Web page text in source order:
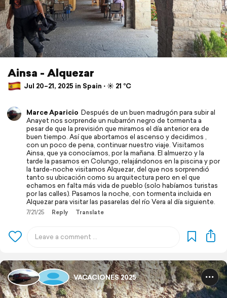
Ainsa - Alquezar
Jul 20–21, 2025 in Spain ⋅ ☀️ 21 °C
Marce Aparicio Después de un buen madrugón para subir al
Anayet nos sorprende un nubarrón negro de tormenta a
pesar de que la previsión que miramos el día anterior era de
buen tiempo. Así que abortamos el ascenso y decidimos ,
con un poco de pena, continuar nuestro viaje. Visitamos
Ainsa, que ya conocíamos, por la mañana. El almuerzo y la
tarde la pasamos en Colungo, relajándonos en la piscina y por
la tarde-noche visitamos Alquezar, del que nos sorprendió
tanto su ubicación como su arquitectura pero en el que
echamos en falta más vida de pueblo (solo habíamos turistas
por las calles). Pasamos la noche, con tormenta incluida en
Alquezar para visitar las pasarelas del río Vera al día siguiente.
7/21/25 Reply Translate
VACACIONES 2025